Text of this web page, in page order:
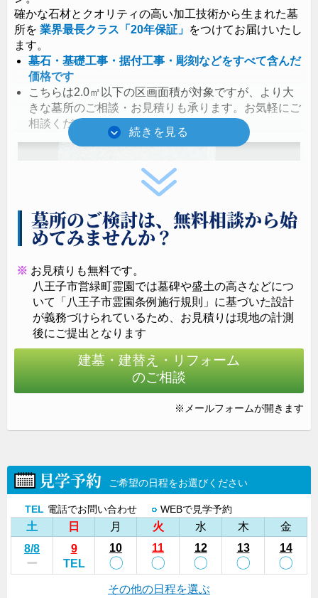
確かな石材とクオリティの高い加工技術から生まれた墓
所を 業界最長クラス 「20年保証」 をつけてお届けいたし
ます。
墓石・基礎工事・据付工事・彫刻などをすべて含んだ
価格です
こちらは2.0㎡以下の区画面積が対象ですが、より大
きな墓所のご相談・お見積りも承ります。お気軽にご
相談ください。
すっきりとした美しさを表現するため石材へ効果的に
墓所のご検討は、無料相談から始
めてみませんか？
お見積りも無料です。
八王子市営緑町霊園では墓碑や盛土の高さなどにつ
いて「八王子市霊園条例施行規則」に基づいた設計
が義務づけられているため、お見積りは現地の計測
後にご提出となります
建墓・建替え・リフォーム
のご相談
※メールフォームが開きます
見学予約 ご希望の日程をお選びください
TEL 電話でお問い合わせ ○ WEBで見学予約
土 日 月 火 水 木
金
8/8
ー
9
TEL
10
〇
11
〇
12
〇
13
〇
14
〇
その他の日程を選ぶ